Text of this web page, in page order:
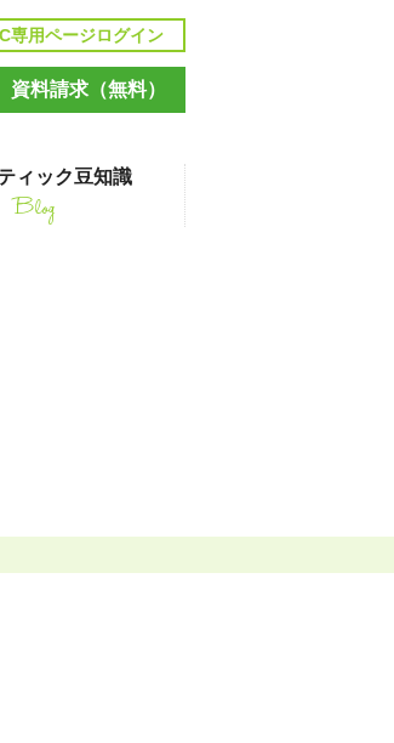
ィック豆知識
Blog
資料請求（無料）
専用ページログイン